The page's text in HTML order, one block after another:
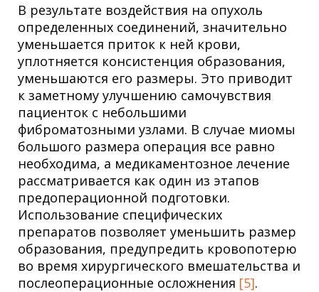
В результате воздействия на опухоль
определенных соединений, значительно
уменьшается приток к ней крови,
уплотняется консистенция образования,
уменьшаются его размеры. Это приводит
к заметному улучшению самочувствия
пациенток с небольшими
фиброматозными узлами. В случае миомы
большого размера операция все равно
необходима, а медикаментозное лечение
рассматривается как один из этапов
предоперационной подготовки.
Использование специфических
препаратов позволяет уменьшить размер
образования, предупредить кровопотерю
во время хирургического вмешательства и
послеоперационные осложнения [5].